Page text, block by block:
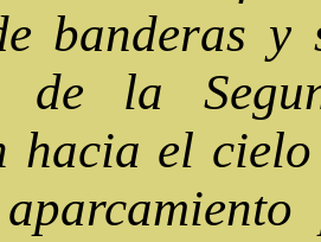
banderas y
de la
hacia el